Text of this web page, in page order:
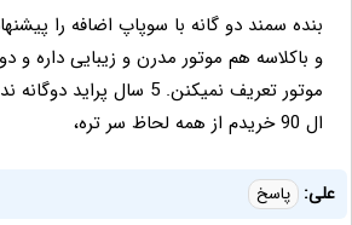
بنده سمند دو گانه با سوپاپ اضافه را
و باکلاسه هم موتور مدرن و زیبایی داره و
موتور تعریف نمیکنن. 5 سال
ال 90 خریدم از همه لحاظ سر تره،
علی: پاسخ